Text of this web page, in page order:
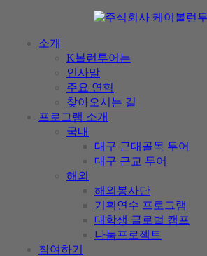
소개
K볼런투어는
인사말
주요 연혁
찾아오시는 길
프로그램 소개
국내
대구 근대골목 투어
대구 근교 투어
해외
해외봉사단
기획연수 프로그램
대학생 글로벌 캠프
나눔프로젝트
참여하기